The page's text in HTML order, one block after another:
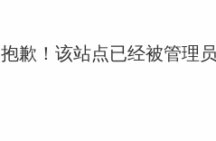
抱歉！该站点已经被管理